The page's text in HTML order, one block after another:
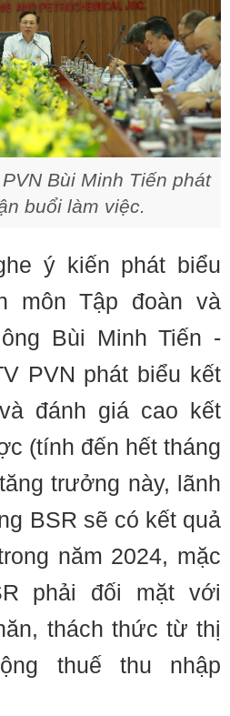
Bùi Minh Tiến phát
buổi làm việc.
ý kiến phát biểu
môn Tập đoàn và
Bùi Minh Tiến -
PVN phát biểu kết
đánh giá cao kết
(tính đến hết tháng
trưởng này, lãnh
BSR sẽ có kết quả
năm 2024, mặc
phải đối mặt với
thách thức từ thị
thuế thu nhập